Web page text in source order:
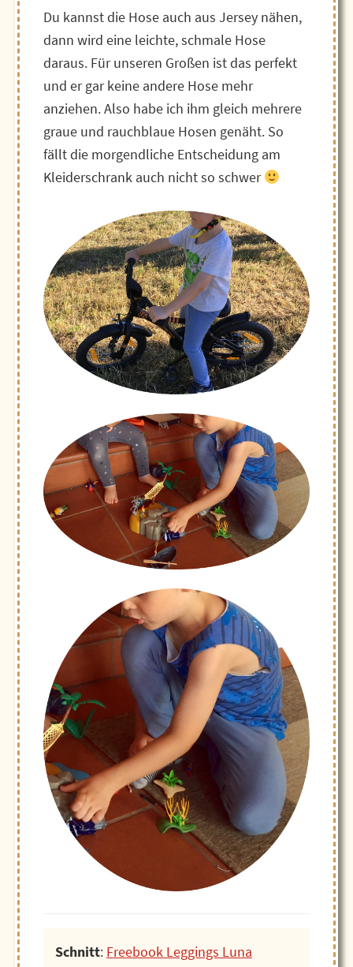
Du kannst die Hose auch aus Jersey nähen,
dann wird eine leichte, schmale Hose
daraus. Für unseren Großen ist das perfekt
und er gar keine andere Hose mehr
anziehen. Also habe ich ihm gleich mehrere
graue und rauchblaue Hosen genäht. So
fällt die morgendliche Entscheidung am
Kleiderschrank auch nicht so schwer
Schnitt: Freebook Leggings Luna